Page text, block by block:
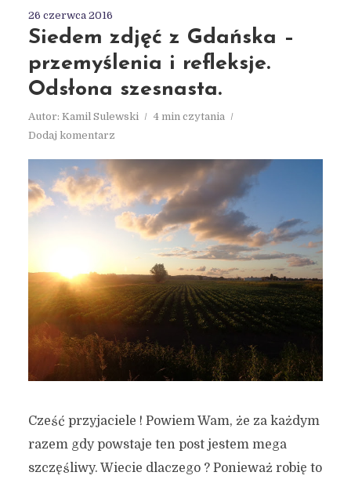
26 czerwca 2016
Siedem zdjęć z Gdańska –
przemyślenia i refleksje.
Odsłona szesnasta.
Autor: Kamil Sulewski
4 min czytania
Dodaj komentarz
Cześć przyjaciele ! Powiem Wam, że za każdym
razem gdy powstaje ten post jestem mega
szczęśliwy. Wiecie dlaczego ? Ponieważ robię to